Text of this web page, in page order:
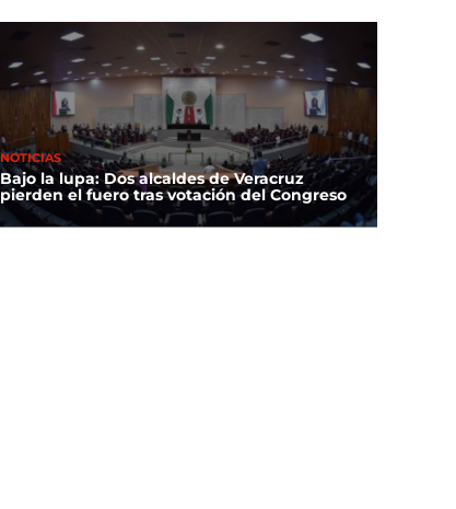
NOTICIAS
Bajo la lupa: Dos alcaldes de Veracruz
pierden el fuero tras votación del Congreso